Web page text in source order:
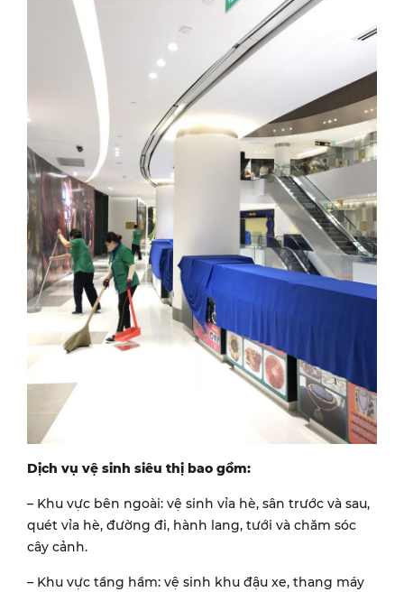
Dịch vụ vệ sinh siêu thị bao gồm:
– Khu vực bên ngoài: vệ sinh vỉa hè, sân trước và sau,
quét vỉa hè, đường đi, hành lang, tưới và chăm sóc
cây cảnh.
– Khu vực tầng hầm: vệ sinh khu đậu xe, thang máy